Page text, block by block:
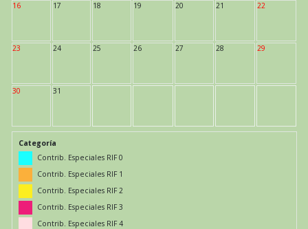
16 17 18 19 20 21 22
23 24 25 26 27 28 29
30 31
Categoría
Contrib. Especiales RIF 0
Contrib. Especiales RIF 1
Contrib. Especiales RIF 2
Contrib. Especiales RIF 3
Contrib. Especiales RIF 4